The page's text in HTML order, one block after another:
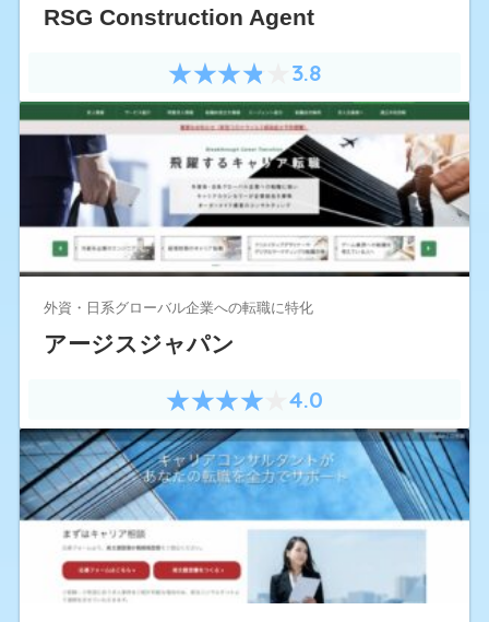
RSG Construction Agent
3.8
外資・日系グローバル企業への転職に特化
アージスジャパン
4.0